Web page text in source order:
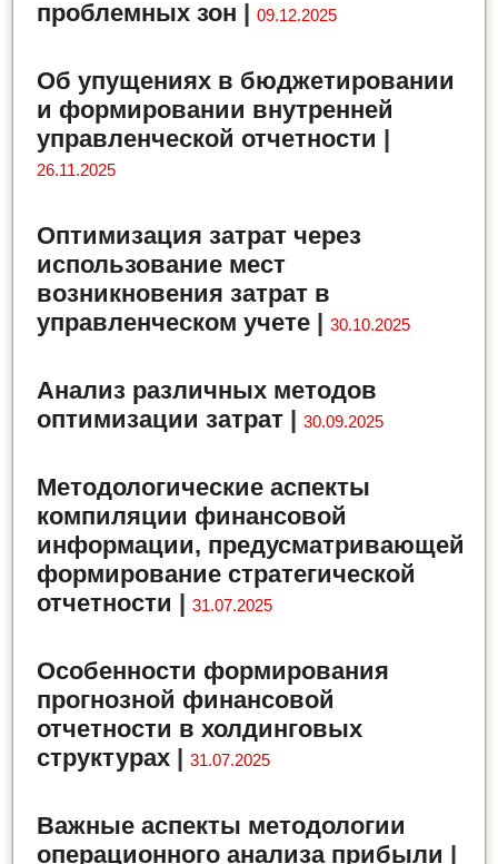
проблемных зон |09.12.2025
Об упущениях в бюджетировании
и формировании внутренней
управленческой отчетности |
26.11.2025
Оптимизация затрат через
использование мест
возникновения затрат в
управленческом учете |30.10.2025
Анализ различных методов
оптимизации затрат |30.09.2025
Методологические аспекты
компиляции финансовой
информации, предусматривающей
формирование стратегической
отчетности |31.07.2025
Особенности формирования
прогнозной финансовой
отчетности в холдинговых
структурах |31.07.2025
Важные аспекты методологии
операционного анализа прибыли |